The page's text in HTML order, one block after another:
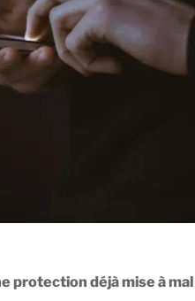
protection déjà mise à mal